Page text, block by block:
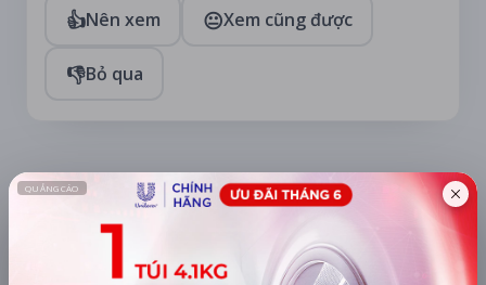
👍Nên xem 😐Xem cũng được
👎Bỏ qua
TÀI TRỢ
Quạt mini GOOJODOQ 4000
mAh di động
Khuyến mãi + free ship